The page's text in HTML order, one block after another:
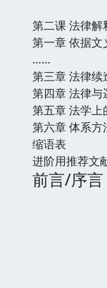
第二课 法律
第一章 依据文
……
第三章 法律
第四章 法律与
第五章 法学上
第六章 体系方
缩语表
进阶用推荐文
前言/序言